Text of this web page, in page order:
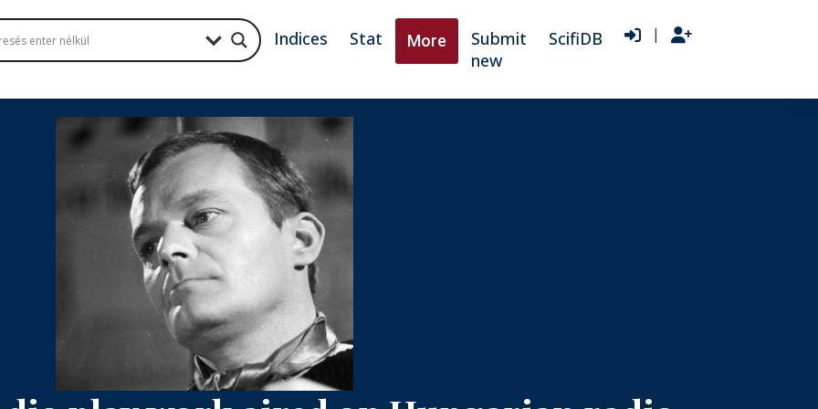
Indices Stat More
Submit
new
ScifiDB |